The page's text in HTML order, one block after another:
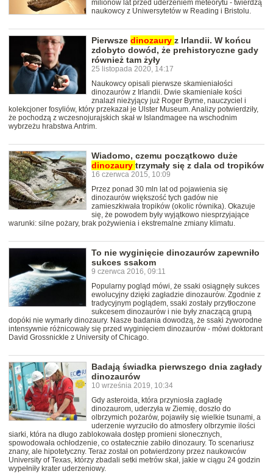
milionów lat przed uderzeniem meteorytu - twierdzą
naukowcy z Uniwersytetów w Reading i Bristolu.
Pierwsze dinozaury z Irlandii. W końcu
zdobyto dowód, że prehistoryczne gady
również tam żyły
25 listopada 2020, 14:17
Naukowcy opisali pierwsze skamieniałości
dinozaurów z Irlandii. Dwie skamieniałe kości
znalazł nieżyjący już Roger Byrne, nauczyciel i
kolekcjoner fosyliów, który przekazał je Ulster Museum. Analizy potwierdziły,
że pochodzą z wczesnojurajskich skał w Islandmagee na wschodnim
wybrzeżu hrabstwa Antrim.
Wiadomo, czemu początkowo duże
dinozaury trzymały się z dala od tropików
16 czerwca 2015, 10:09
Przez ponad 30 mln lat od pojawienia się
dinozaurów większość tych gadów nie
zamieszkiwała tropików (okolic równika). Okazuje
się, że powodem były wyjątkowo niesprzyjające
warunki: silne pożary, brak pożywienia i ekstremalne zmiany klimatu.
To nie wyginięcie dinozaurów zapewniło
sukces ssakom
9 czerwca 2016, 09:11
Popularny pogląd mówi, że ssaki osiągnęły sukces
ewolucyjny dzięki zagładzie dinozaurów. Zgodnie z
tradycyjnym poglądem, ssaki zostały przytłoczone
sukcesem dinozaurów i nie były znaczącą grupą
dopóki nie wymarły dinozaury. Nasze badania dowodzą, że ssaki żyworodne
intensywnie różnicowały się przed wyginięciem dinozaurów - mówi doktorant
David Grossnickle z University of Chicago.
Badają świadka pierwszego dnia zagłady
dinozaurów
10 września 2019, 10:34
Gdy asteroida, która przyniosła zagładę
dinozaurom, uderzyła w Ziemię, doszło do
olbrzymich pożarów, pojawiły się wielkie tsunami, a
uderzenie wyrzuciło do atmosfery olbrzymie ilości
siarki, która na długo zablokowała dostęp promieni słonecznych,
spowodowała ochłodzenie, co ostatecznie zabiło dinozaury. To scenariusz
znany, ale hipotetyczny. Teraz został on potwierdzony przez naukowców
University of Texas, którzy zbadali setki metrów skał, jakie w ciągu 24 godzin
wypełniły krater uderzeniowy.